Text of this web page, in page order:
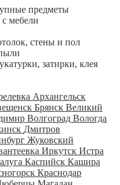
предметы
мебели
стены и пол
затирки, клея
Архангельск
Брянск Великий
Волгоград Вологда
Дмитров
Жуковский
Иркутск Истра
Каспийск Кашира
Краснодар